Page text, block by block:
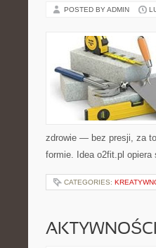
POSTED BY ADMIN
zdrowie — bez presji, za
formie. Idea o2fit.pl
CATEGORIES: